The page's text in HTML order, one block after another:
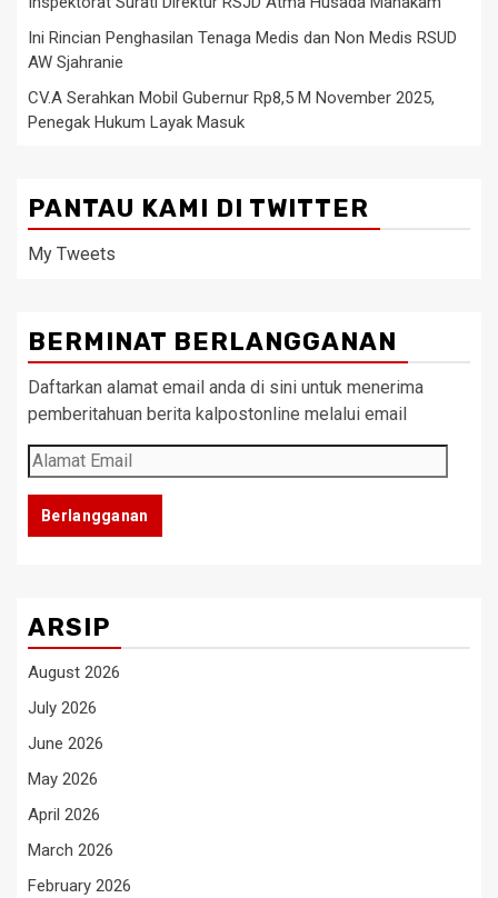
Ini Rincian Penghasilan Tenaga Medis dan Non Medis RSUD
AW Sjahranie
CV.A Serahkan Mobil Gubernur Rp8,5 M November 2025,
Penegak Hukum Layak Masuk
PANTAU KAMI DI TWITTER
My Tweets
BERMINAT BERLANGGANAN
Daftarkan alamat email anda di sini untuk menerima
pemberitahuan berita kalpostonline melalui email
Alamat
Email
Berlangganan
ARSIP
August 2026
July 2026
June 2026
May 2026
April 2026
March 2026
February 2026